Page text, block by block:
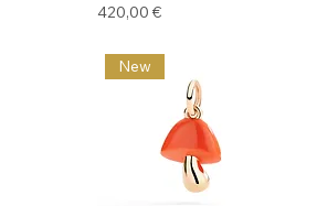
Prezzo
420,00 €
New